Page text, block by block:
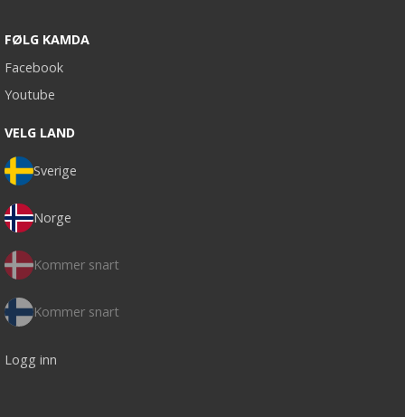
FØLG KAMDA
Facebook
Youtube
VELG LAND
Sverige
Norge
Kommer snart
Kommer snart
Logg inn